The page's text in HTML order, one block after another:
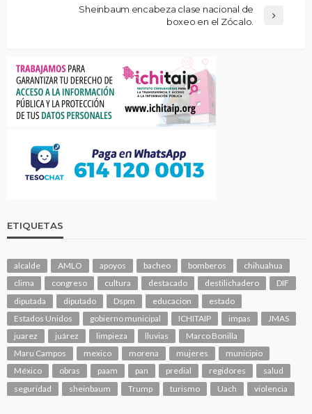
Sheinbaum encabeza clase nacional de
boxeo en el Zócalo.
ETIQUETAS
alcalde AMLO apoyos bacheo bomberos
chihuahua
clima
congreso cultura destacado destilichadero
DIF
diputada
diputado Dspm educacion
estado
Estados Unidos
gobierno municipal ICHITAIP impas
JMAS
juarez
juárez limpieza lluvias
Marco Bonilla
Maru Campos
mexico morena mujeres
municipio
México
obras paam pan predial regidores
salud
seguridad
sheinbaum Trump turismo Uach violencia